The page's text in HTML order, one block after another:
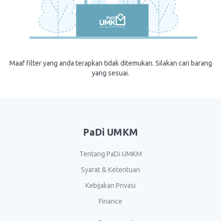
Maaf filter yang anda terapkan tidak ditemukan. Silakan cari barang
yang sesuai.
PaDi UMKM
Tentang PaDi UMKM
Syarat & Ketentuan
Kebijakan Privasi
Finance